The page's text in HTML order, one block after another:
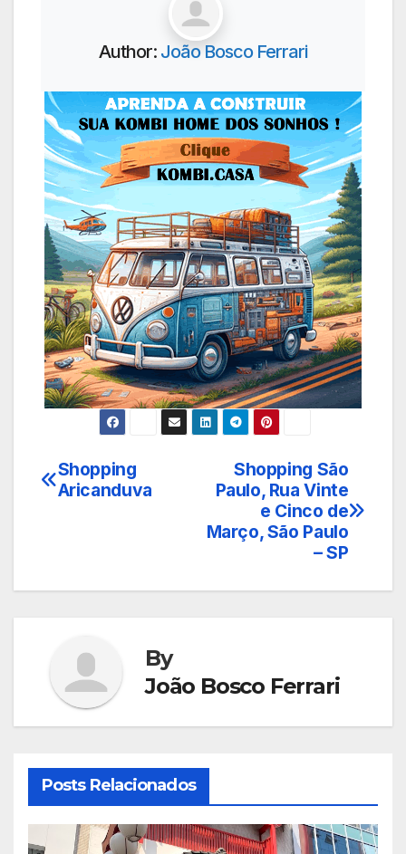
Author: João Bosco Ferrari
Navegação
Shopping São
Paulo, Rua Vinte
e Cinco de
Março, São Paulo
– SP
Shopping
Aricanduva
By
João Bosco Ferrari
Posts Relacionados